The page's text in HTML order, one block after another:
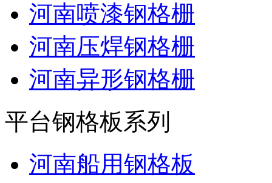
河南喷漆钢格栅
河南压焊钢格栅
河南异形钢格栅
平台钢格板系列
河南船用钢格板